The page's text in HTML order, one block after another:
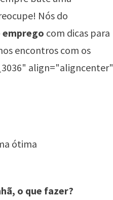
Nós do
emprego com dicas para
encontros com os
align="aligncenter"
ótima
o que fazer?